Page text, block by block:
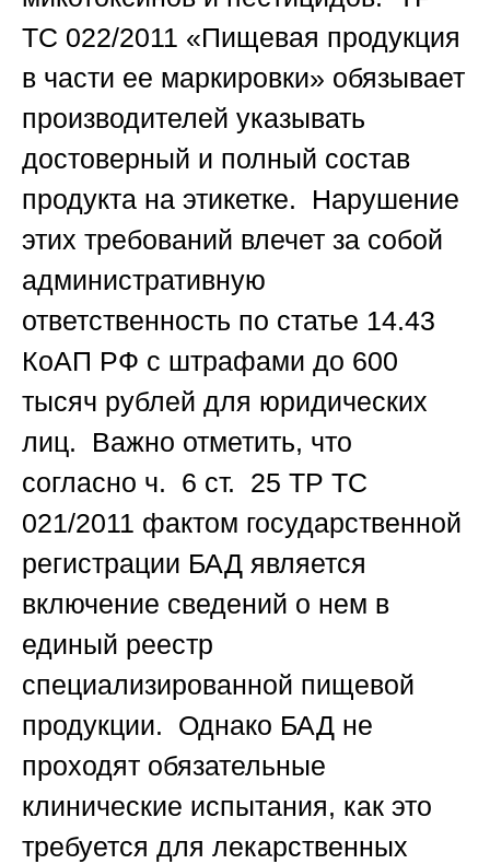
ТС 022/2011 «Пищевая продукция
в части ее маркировки» обязывает
производителей указывать
достоверный и полный состав
продукта на этикетке. Нарушение
этих требований влечет за собой
административную
ответственность по статье 14.43
КоАП РФ с штрафами до 600
тысяч рублей для юридических
лиц. Важно отметить, что
согласно ч. 6 ст. 25 ТР ТС
021/2011 фактом государственной
регистрации БАД является
включение сведений о нем в
единый реестр
специализированной пищевой
продукции. Однако БАД не
проходят обязательные
клинические испытания, как это
требуется для лекарственных